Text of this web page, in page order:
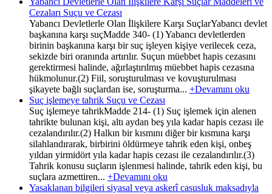
Cezaları Suçu ve Cezası
Yabancı Devletlerle Olan İlişkilere Karşı SuçlarYabancı devlet
başkanına karşı suçMadde 340- (1) Yabancı devletlerden
birinin başkanına karşı bir suç işleyen kişiye verilecek ceza,
sekizde biri oranında artırılır. Suçun müebbet hapis cezasını
gerektirmesi halinde, ağırlaştırılmış müebbet hapis cezasına
hükmolunur.(2) Fiil, soruşturulması ve kovuşturulması
şikayete bağlı suçlardan ise, soruşturma... +Devamını oku
Suç işlemeye tahrik Suçu ve Cezası
Suç işlemeye tahrikMadde 214- (1) Suç işlemek için alenen
tahrikte bulunan kişi, altı aydan beş yıla kadar hapis cezası ile
cezalandırılır.(2) Halkın bir kısmını diğer bir kısmına karşı
silahlandırarak, birbirini öldürmeye tahrik eden kişi, onbeş
yıldan yirmidört yıla kadar hapis cezası ile cezalandırılır.(3)
Tahrik konusu suçların işlenmesi halinde, tahrik eden kişi, bu
suçlara azmettiren... +Devamını oku
Yasaklanan bilgileri siyasal veya askerî casusluk maksadıyla